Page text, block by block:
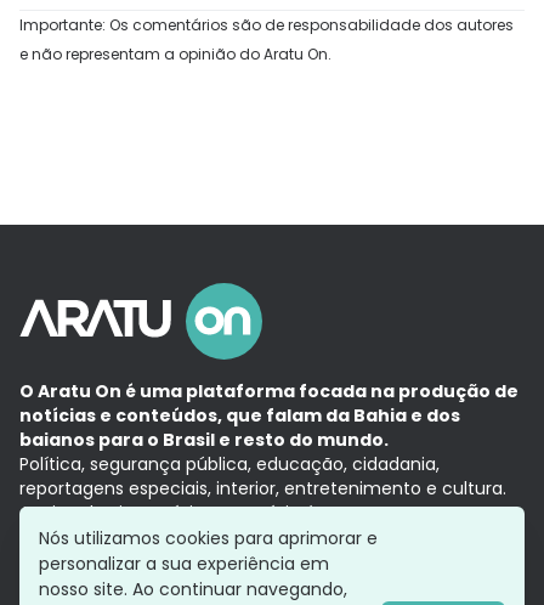
Importante: Os comentários são de responsabilidade dos autores
e não representam a opinião do Aratu On.
O Aratu On é uma plataforma focada na produção de
notícias e conteúdos, que falam da Bahia e dos
baianos para o Brasil e resto do mundo.
Política, segurança pública, educação, cidadania,
reportagens especiais, interior, entretenimento e cultura.
Aqui, tudo vira notícia e a notícia é no tempo presente,
com a credibilidade do Grupo Aratu.
Grupo Aratu
Política de privacidade
Nós utilizamos cookies para aprimorar e
personalizar a sua experiência em
nosso site. Ao continuar navegando,